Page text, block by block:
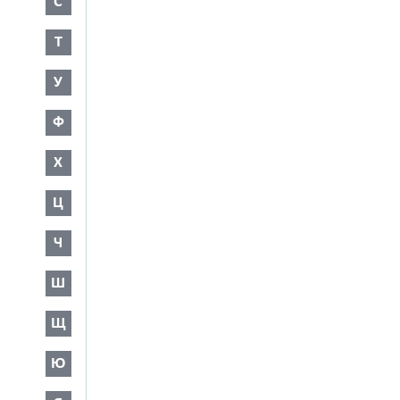
Т
У
Ф
Х
Ц
Ч
Ш
Щ
Ю